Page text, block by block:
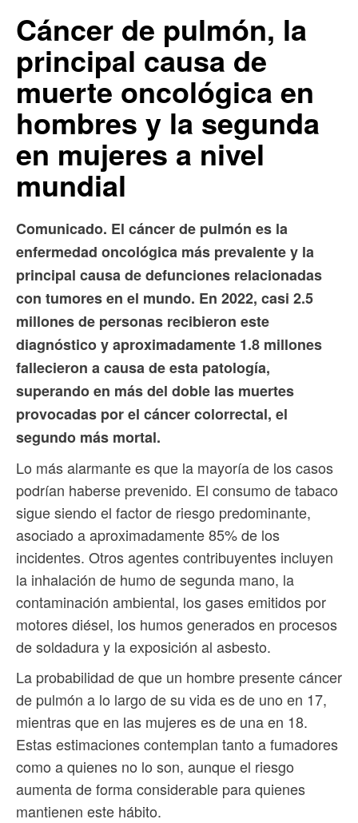
Cáncer de pulmón, la
principal causa de
muerte oncológica en
hombres y la segunda
en mujeres a nivel
mundial
Comunicado. El cáncer de pulmón es la
enfermedad oncológica más prevalente y la
principal causa de defunciones relacionadas
con tumores en el mundo. En 2022, casi 2.5
millones de personas recibieron este
diagnóstico y aproximadamente 1.8 millones
fallecieron a causa de esta patología,
superando en más del doble las muertes
provocadas por el cáncer colorrectal, el
segundo más mortal.
Lo más alarmante es que la mayoría de los casos
podrían haberse prevenido. El consumo de tabaco
sigue siendo el factor de riesgo predominante,
asociado a aproximadamente 85% de los
incidentes. Otros agentes contribuyentes incluyen
la inhalación de humo de segunda mano, la
contaminación ambiental, los gases emitidos por
motores diésel, los humos generados en procesos
de soldadura y la exposición al asbesto.
La probabilidad de que un hombre presente cáncer
de pulmón a lo largo de su vida es de uno en 17,
mientras que en las mujeres es de una en 18.
Estas estimaciones contemplan tanto a fumadores
como a quienes no lo son, aunque el riesgo
aumenta de forma considerable para quienes
mantienen este hábito.